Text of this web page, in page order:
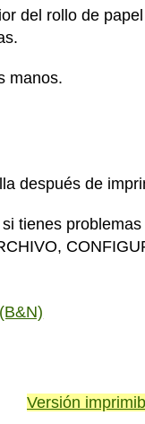
del rollo de
manos.
después de
tienes
(B&N)
Versión